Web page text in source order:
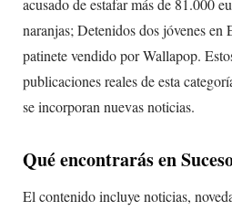
acusado de estafar más de 81.000
naranjas; Detenidos dos jóvenes
patinete vendido por Wallapop.
publicaciones reales de esta
se incorporan nuevas noticias.
Qué encontrarás en
El contenido incluye noticias,